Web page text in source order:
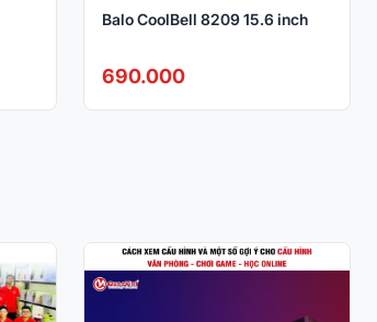
Balo CoolBell 8209 15.6 inch
690.000